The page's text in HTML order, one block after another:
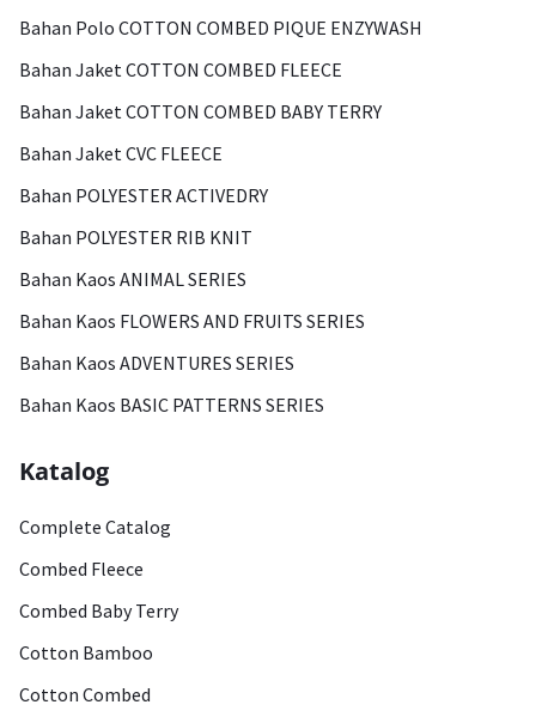
Bahan Polo COTTON COMBED PIQUE ENZYWASH
Bahan Jaket COTTON COMBED FLEECE
Bahan Jaket COTTON COMBED BABY TERRY
Bahan Jaket CVC FLEECE
Bahan POLYESTER ACTIVEDRY
Bahan POLYESTER RIB KNIT
Bahan Kaos ANIMAL SERIES
Bahan Kaos FLOWERS AND FRUITS SERIES
Bahan Kaos ADVENTURES SERIES
Bahan Kaos BASIC PATTERNS SERIES
Katalog
Complete Catalog
Combed Fleece
Combed Baby Terry
Cotton Bamboo
Cotton Combed